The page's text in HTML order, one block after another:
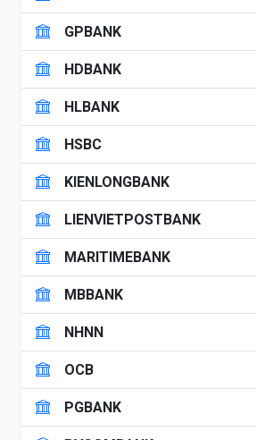
GPBANK
HDBANK
HLBANK
HSBC
KIENLONGBANK
LIENVIETPOSTBANK
MARITIMEBANK
MBBANK
NHNN
OCB
PGBANK